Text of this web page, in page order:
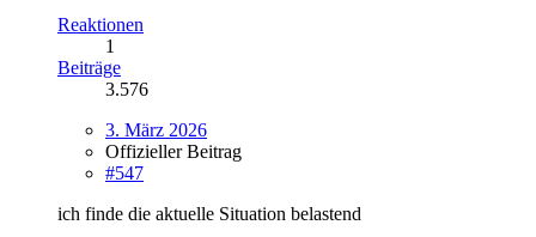
Reaktionen
1
Beiträge
3.576
3. März 2026
Offizieller Beitrag
#547
ich finde die aktuelle Situation belastend